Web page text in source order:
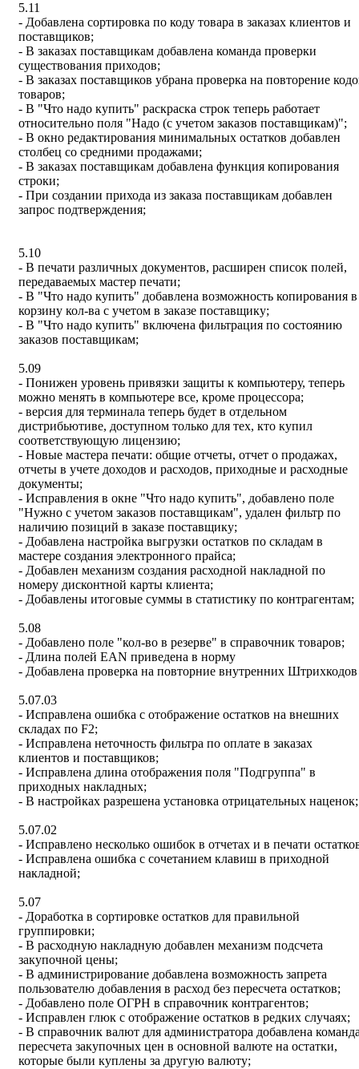
5.11
- Добавлена сортировка по коду товара в заказах клиентов и
поставщиков;
- В заказах поставщикам добавлена команда проверки
существования приходов;
- В заказах поставщиков убрана проверка на повторение
товаров;
- В "Что надо купить" раскраска строк теперь работает
относительно поля "Надо (с учетом заказов поставщикам)";
- В окно редактирования минимальных остатков добавлен
столбец со средними продажами;
- В заказах поставщикам добавлена функция копирования
строки;
- При создании прихода из заказа поставщикам добавлен
запрос подтверждения;
5.10
- В печати различных документов, расширен список полей,
передаваемых мастер печати;
- В "Что надо купить" добавлена возможность копирования в
корзину кол-ва с учетом в заказе поставщику;
- В "Что надо купить" включена фильтрация по состоянию
заказов поставщикам;
5.09
- Понижен уровень привязки защиты к компьютеру, теперь
можно менять в компьютере все, кроме процессора;
- версия для терминала теперь будет в отдельном
дистрибьютиве, доступном только для тех, кто купил
соответствующую лицензию;
- Новые мастера печати: общие отчеты, отчет о продажах,
отчеты в учете доходов и расходов, приходные и расходные
документы;
- Исправления в окне "Что надо купить", добавлено поле
"Нужно с учетом заказов поставщикам", удален фильтр по
наличию позиций в заказе поставщику;
- Добавлена настройка выгрузки остатков по складам в
мастере создания электронного прайса;
- Добавлен механизм создания расходной накладной по
номеру дисконтной карты клиента;
- Добавлены итоговые суммы в статистику по контрагентам;
5.08
- Добавлено поле "кол-во в резерве" в справочник товаров;
- Длина полей EAN приведена в норму
- Добавлена проверка на повторние внутренних Штрихкодов
5.07.03
- Исправлена ошибка с отображение остатков на внешних
складах по F2;
- Исправлена неточность фильтра по оплате в заказах
клиентов и поставщиков;
- Исправлена длина отображения поля "Подгруппа" в
приходных накладных;
- В настройках разрешена установка отрицательных наценок;
5.07.02
- Исправлено несколько ошибок в отчетах и в печати
- Исправлена ошибка с сочетанием клавиш в приходной
накладной;
5.07
- Доработка в сортировке остатков для правильной
группировки;
- В расходную накладную добавлен механизм подсчета
закупочной цены;
- В администрирование добавлена возможность запрета
пользователю добавления в расход без пересчета остатков;
- Добавлено поле ОГРН в справочник контрагентов;
- Исправлен глюк с отображение остатков в редких случаях;
- В справочник валют для администратора добавлена
пересчета закупочных цен в основной валюте на остатки,
которые были куплены за другую валюту;